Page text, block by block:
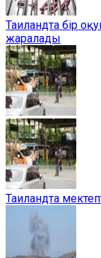
Таиландта бір
жаралады
Таиландта